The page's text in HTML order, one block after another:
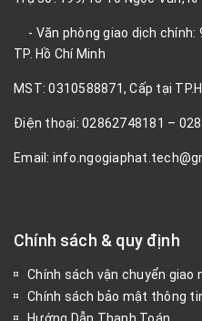
- Văn phòng giao dịch chính:
TP. Hồ Chí Minh
MST: 0310588871, Cấp tại
Điện thoại: 02862748181 – 028
Email:
Chính sách & quy định
Chính sách vận chuyển giao
Chính sách bảo mật thông